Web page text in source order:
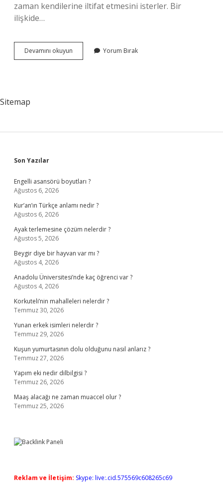
zaman kendilerine iltifat etmesini isterler. Bir
ilişkide…
Devamını okuyun
Burcu
Yorum Bırak
Sitemap
Sidebar
Son Yazılar
Engelli asansörü boyutları ?
Ağustos 6, 2026
Kur’an’ın Türkçe anlamı nedir ?
Ağustos 6, 2026
Ayak terlemesine çözüm nelerdir ?
Ağustos 5, 2026
Beygir diye bir hayvan var mı ?
Ağustos 4, 2026
Anadolu Üniversitesi’nde kaç öğrenci var ?
Ağustos 4, 2026
Korkuteli’nin mahalleleri nelerdir ?
Temmuz 30, 2026
Yunan erkek isimleri nelerdir ?
Temmuz 29, 2026
Kuşun yumurtasının dolu olduğunu nasıl anlarız ?
Temmuz 27, 2026
Yapım eki nedir dilbilgisi ?
Temmuz 26, 2026
Maaş alacağı ne zaman muaccel olur ?
Temmuz 25, 2026
Reklam ve İletişim: Skype: live:.cid.575569c608265c69